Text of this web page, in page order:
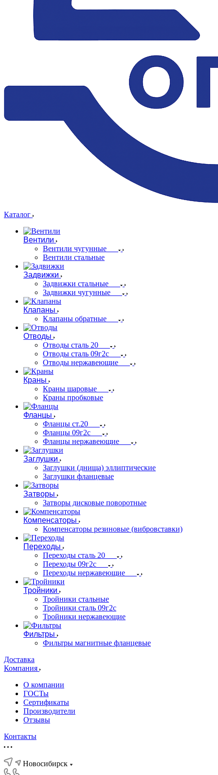
Каталог
Вентили
Вентили чугунные
Вентили стальные
Задвижки
Задвижки стальные
Задвижки чугунные
Клапаны
Клапаны обратные
Отводы
Отводы сталь 20
Отводы сталь 09г2с
Отводы нержавеющие
Краны
Краны шаровые
Краны пробковые
Фланцы
Фланцы ст.20
Фланцы 09г2с
Фланцы нержавеющие
Заглушки
Заглушки (днища) эллиптические
Заглушки фланцевые
Затворы
Затворы дисковые поворотные
Компенсаторы
Компенсаторы резиновые (вибровставки)
Переходы
Переходы сталь 20
Переходы 09г2с
Переходы нержавеющие
Тройники
Тройники стальные
Тройники сталь 09г2с
Тройники нержавеющие
Фильтры
Фильтры магнитные фланцевые
Доставка
Компания
О компании
ГОСТы
Сертификаты
Производители
Отзывы
Контакты
Новосибирск